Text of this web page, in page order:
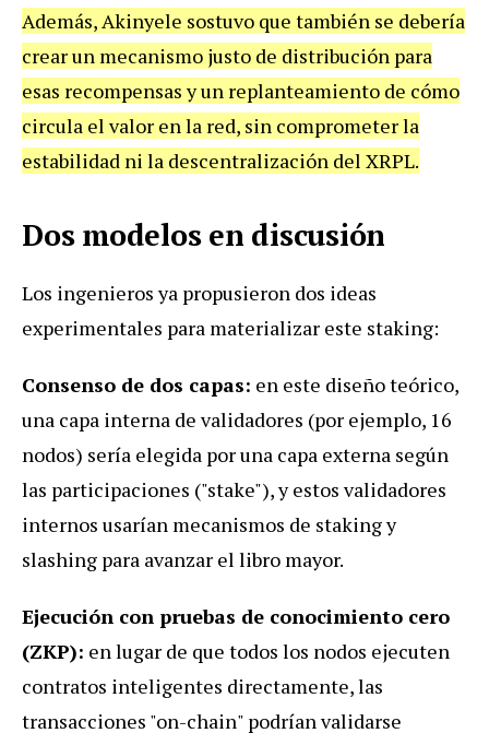
Además, Akinyele sostuvo que también se debería
crear un mecanismo justo de distribución para
esas recompensas y un replanteamiento de cómo
circula el valor en la red, sin comprometer la
estabilidad ni la descentralización del XRPL.
Dos modelos en discusión
Los ingenieros ya propusieron dos ideas
experimentales para materializar este staking:
Consenso de dos capas: en este diseño teórico,
una capa interna de validadores (por ejemplo, 16
nodos) sería elegida por una capa externa según
las participaciones ("stake"), y estos validadores
internos usarían mecanismos de staking y
slashing para avanzar el libro mayor.
Ejecución con pruebas de conocimiento cero
(ZKP): en lugar de que todos los nodos ejecuten
contratos inteligentes directamente, las
transacciones "on-chain" podrían validarse